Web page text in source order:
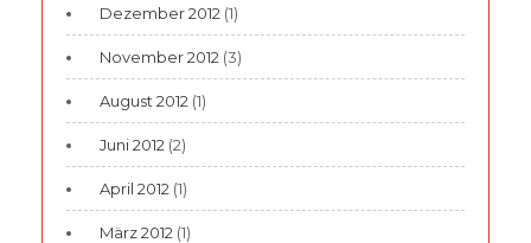
Dezember 2012 (1)
November 2012 (3)
August 2012 (1)
Juni 2012 (2)
April 2012 (1)
März 2012 (1)